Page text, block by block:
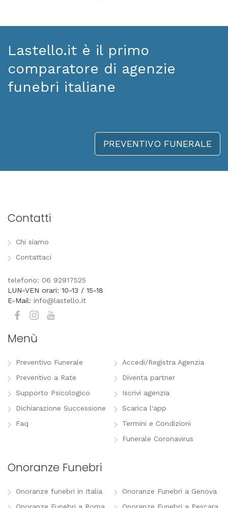
Lastello.it è il primo
comparatore di agenzie
funebri italiane
PREVENTIVO FUNERALE
Contatti
Chi siamo
Contattaci
telefono: 06 92917525
LUN-VEN orari: 10-13 / 15-18
E-Mail: info@lastello.it
Menù
Preventivo Funerale
Preventivo a Rate
Supporto Psicologico
Dichiarazione Successione
Faq
Accedi/Registra Agenzia
Diventa partner
Iscrivi agenzia
Scarica l'app
Termini e Condizioni
Funerale Coronavirus
Onoranze Funebri
Onoranze funebri in Italia
Onoranze Funebri a Genova